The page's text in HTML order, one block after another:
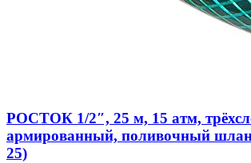
РОСТОК 1/2″, 25 м, 15 атм,
армированный, поливочный
25)